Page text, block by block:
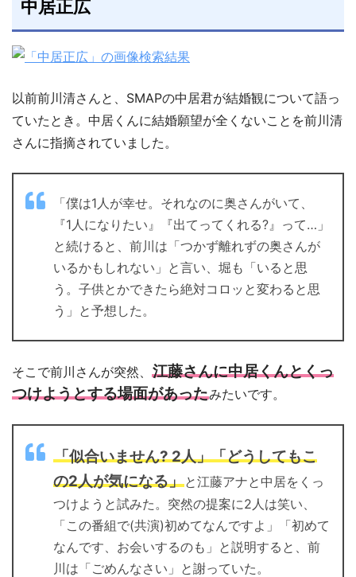
中居正広
以前前川清さんと、SMAPの中居君が結婚観について語っ
ていたとき。中居くんに結婚願望が全くないことを前川清
さんに指摘されていました。
「僕は1人が幸せ。それなのに奥さんがいて、
『1人になりたい』『出てってくれる?』って…」
と続けると、前川は「つかず離れずの奥さんが
いるかもしれない」と言い、堀も「いると思
う。子供とかできたら絶対コロッと変わると思
う」と予想した。
そこで前川さんが突然、 江藤さんに中居くんとくっ
つけようとする場面があったみたいです。
「似合いません? 2人」「どうしてもこ
の2人が気になる」と江藤アナと中居をくっ
つけようと試みた。突然の提案に2人は笑い、
「この番組で(共演)初めてなんですよ」「初めて
なんです、お会いするのも」と説明すると、前
川は「ごめんなさい」と謝っていた。